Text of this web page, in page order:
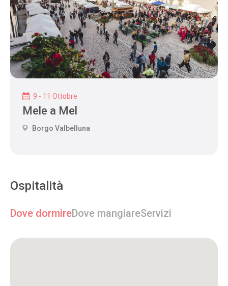
9 - 11 Ottobre
Mele a Mel
Borgo Valbelluna
Ospitalità
Dove dormireDove mangiareServizi